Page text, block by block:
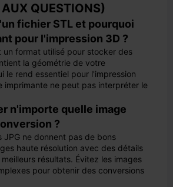
QUESTIONS)
fichier STL et pourquoi
pour l'impression 3D ?
un format utilisé pour stocker des
la géométrie de votre
le rend essentiel pour l'impression
imprimante ne peut pas interpréter le
n'importe quelle image
?
JPG ne donnent pas de bons
haute résolution avec des détails
résultats. Évitez les images
pour obtenir des conversions